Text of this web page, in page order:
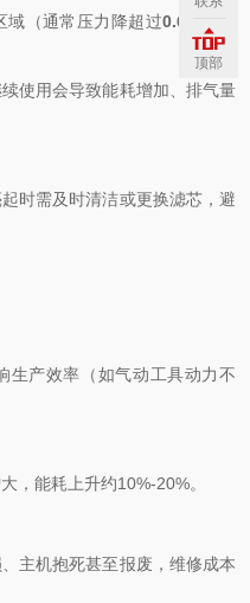
域（通常压力降超过0.68kgf/c
使用会导致能耗增加、排气量
时需及时清洁或更换滤芯，避
生产效率（如气动工具动力不
，能耗上升约10%-20%。
主机抱死甚至报废，维修成本
顶部